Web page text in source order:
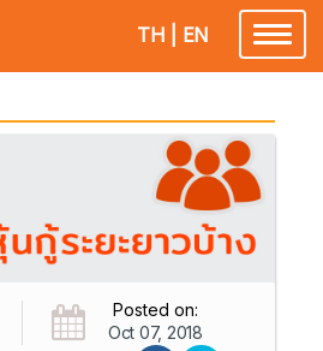
TH EN
Posted on:
Oct 07, 2018